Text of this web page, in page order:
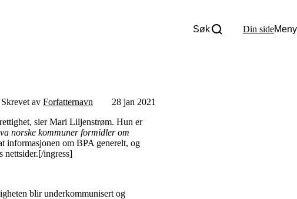
Søk Din sideMeny
Kontakt Uloba
Skrevet av Forfatternavn
28 jan 2021
sier Mari Liljenstrøm. Hun er
norske kommuner formidler om
informasjonen om BPA generelt, og
nettsider.[/ingress]
blir underkommunisert og